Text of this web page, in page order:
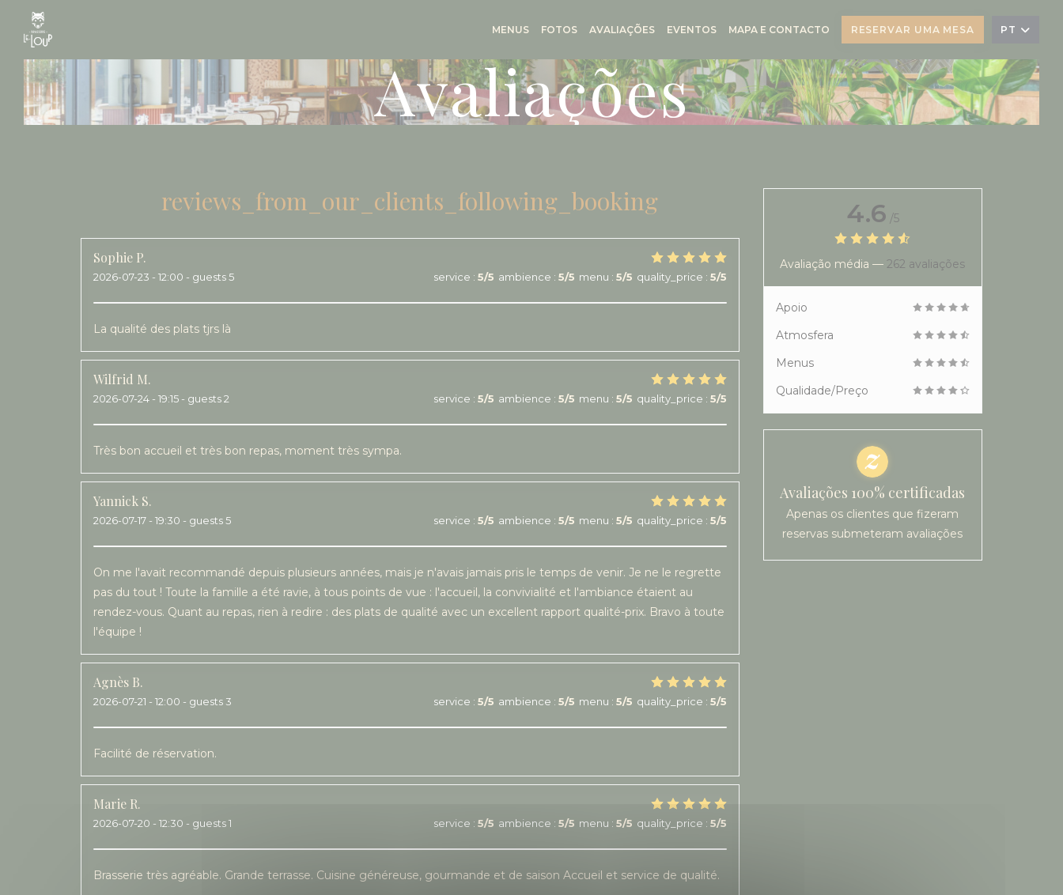
Painel de Gerenciamento de Cookies
MENUS FOTOS AVALIAÇÕES EVENTOS MAPA E CONTACTO RESERVAR UMA MESA PT
Avaliações
reviews_from_our_clients_following_booking
Sophie P
2026-07-23 - 12:00 - guests 5 service : 5/5 ambience : 5/5 menu : 5/5 quality_price : 5/5
La qualité des plats tjrs là
Wilfrid M
2026-07-24 - 19:15 - guests 2 service : 5/5 ambience : 5/5 menu : 5/5 quality_price : 5/5
Très bon accueil et très bon repas, moment très sympa.
Yannick S
2026-07-17 - 19:30 - guests 5 service : 5/5 ambience : 5/5 menu : 5/5 quality_price : 5/5
On me l'avait recommandé depuis plusieurs années, mais je n'avais jamais pris le temps de venir. Je ne le regrette
pas du tout ! Toute la famille a été ravie, à tous points de vue : l'accueil, la convivialité et l'ambiance étaient au
rendez-vous. Quant au repas, rien à redire : des plats de qualité avec un excellent rapport qualité-prix. Bravo à toute
l'équipe !
Agnès B
2026-07-21 - 12:00 - guests 3 service : 5/5 ambience : 5/5 menu : 5/5 quality_price : 5/5
Facilité de réservation.
Marie R
2026-07-20 - 12:30 - guests 1 service : 5/5 ambience : 5/5 menu : 5/5 quality_price : 5/5
Brasserie très agréable. Grande terrasse. Cuisine généreuse, gourmande et de saison Accueil et service de qualité.
4.6 /5
Avaliação média — 262 avaliações
Apoio
Atmosfera
Menus
Qualidade/Preço
Avaliações 100% certificadas
Apenas os clientes que fizeram
reservas submeteram avaliações